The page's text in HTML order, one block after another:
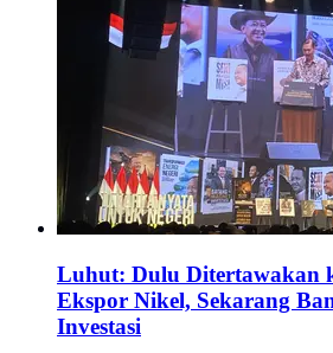
Luhut: Dulu Ditertawakan
Ekspor Nikel, Sekarang
Investasi